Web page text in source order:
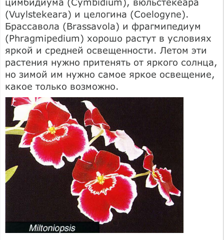
(Vuylstekeara) и целогина (Coelogyne).
Брассавола (Brassavola) и фрагмипедиум
(Phragmipedium) хорошо растут в условиях
яркой и средней освещенности. Летом эти
растения нужно притенять от яркого солнца,
но зимой им нужно самое яркое освещение,
какое только возможно.